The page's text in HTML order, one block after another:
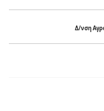
Δ/νση